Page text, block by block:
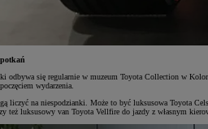
odbywa się regularnie w muzeum Toyota Collection w
wydarzenia.
liczyć na niespodzianki. Może to być luksusowa Toyota
też luksusowy van Toyota Vellfire do jazdy z własnym